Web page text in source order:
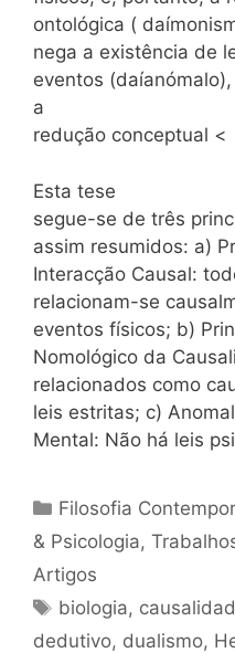
ontológica (
nega a existência de
eventos
a
redução conceptual <
Esta tese
segue-se de três
assim resumidos: a)
Interacção Causal:
relacionam-se
eventos físicos; b)
Nomológico da
relacionados como
leis estritas; c)
Mental: Não há leis
Categorias
Filosofia
& Psicologia,
Artigos
Tags
biologia,
dedutivo, dualismo,